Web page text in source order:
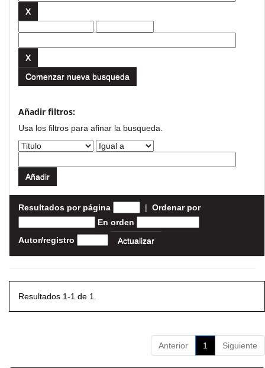
Comenzar nueva busqueda
Añadir filtros:
Usa los filtros para afinar la busqueda.
Resultados por página | Ordenar por
En orden
Autor/registro
Resultados 1-1 de 1.
Anterior 1 Siguiente